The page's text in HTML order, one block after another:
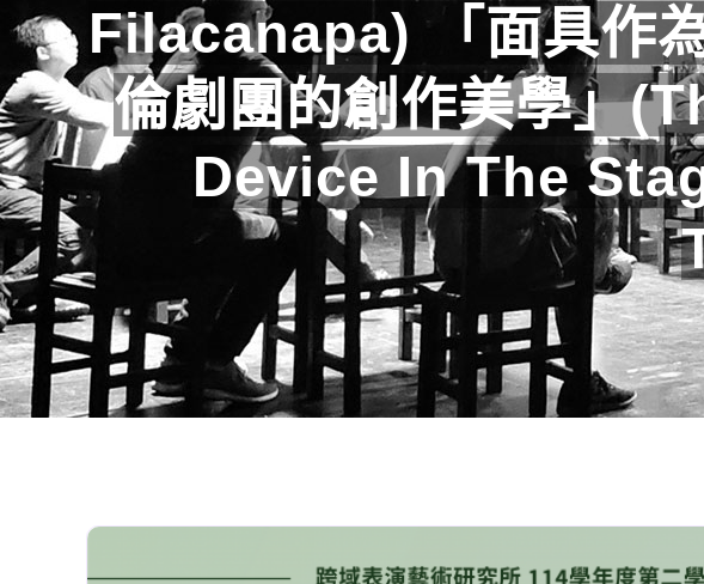
Filacanapa) 「面具作
倫劇團的創作美學」
Device In The